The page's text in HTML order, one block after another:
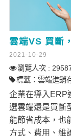
雲端VS 買斷
2021-10-29
瀏覽人次 :
標籤：雲端進銷
企業在導入ERP
選雲端還是買斷
能節省成本，也
方式、費用、維